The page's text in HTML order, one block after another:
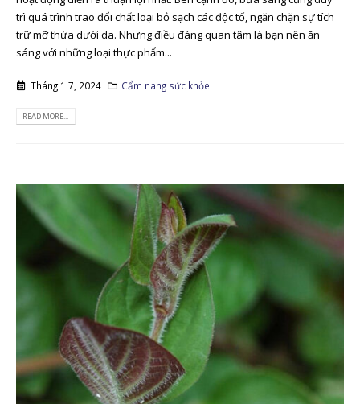
trì quá trình trao đổi chất loại bỏ sạch các độc tố, ngăn chặn sự tích
trữ mỡ thừa dưới da. Nhưng điều đáng quan tâm là bạn nên ăn
sáng với những loại thực phẩm...
Tháng 1 7, 2024 Cẩm nang sức khỏe
READ MORE...